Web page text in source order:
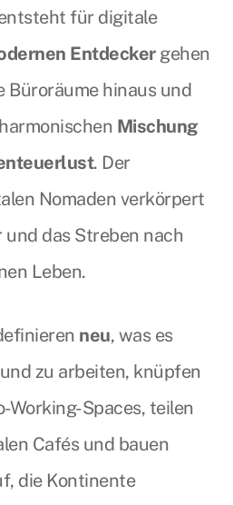
für digitale
Entdeckergehen
Büroräume hinaus und
Mischung
. Der
Nomaden verkörpert
das Streben nach
Leben.
neu, was es
zu arbeiten, knüpfen
Working-Spaces, teilen
Cafés und bauen
die Kontinente